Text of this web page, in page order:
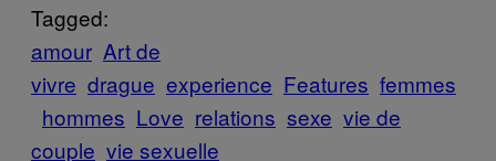
Tagged:
amour Art de
vivre drague experience Features femmes
hommes Love relations sexe vie de
couple vie sexuelle